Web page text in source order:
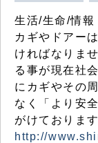
生活/生命/情報
カギやドアー
ければなりま
る事が現在社
にカギやその
なく「より安
がけております
http://